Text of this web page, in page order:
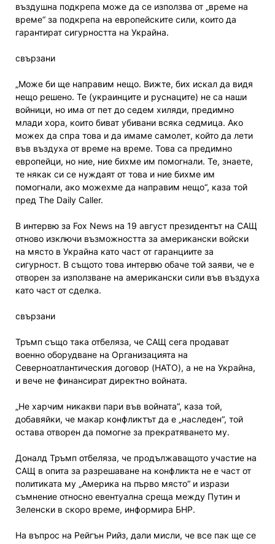
въздушна подкрепа може да се използва от „време на
време“ за подкрепа на европейските сили, които да
гарантират сигурността на Украйна.
свързани
„Може би ще направим нещо. Вижте, бих искал да видя
нещо решено. Те (украинците и руснаците) не са наши
войници, но има от пет до седем хиляди, предимно
млади хора, които биват убивани всяка седмица. Ако
можех да спра това и да имаме самолет, който да лети
във въздуха от време на време. Това са предимно
европейци, но ние, ние бихме им помогнали. Те, знаете,
те някак си се нуждаят от това и ние бихме им
помогнали, ако можехме да направим нещо“, каза той
пред The Daily Caller.
В интервю за Fox News на 19 август президентът на САЩ
отново изключи възможността за американски войски
на място в Украйна като част от гаранциите за
сигурност. В същото това интервю обаче той заяви, че е
отворен за използване на американски сили във въздуха
като част от сделка.
свързани
Тръмп също така отбеляза, че САЩ сега продават
военно оборудване на Организацията на
Северноатлантическия договор (НАТО), а не на Украйна,
и вече не финансират директно войната.
„Не харчим никакви пари във войната“, каза той,
добавяйки, че макар конфликтът да е „наследен“, той
остава отворен да помогне за прекратяването му.
Доналд Тръмп отбеляза, че продължаващото участие на
САЩ в опита за разрешаване на конфликта не е част от
политиката му „Америка на първо място“ и изрази
съмнение относно евентуална среща между Путин и
Зеленски в скоро време, информира БНР.
На въпрос на Рейгън Рийз, дали мисли, че все пак ще се